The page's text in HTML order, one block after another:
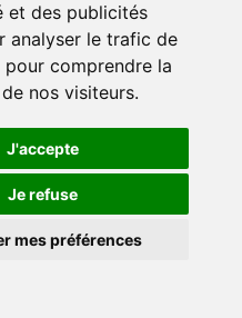
et des publicités
analyser le trafic de
comprendre la
nos visiteurs.
J'accepte
Je refuse
mes préférences
et des publicités
analyser le trafic de
comprendre la
nos visiteurs.
J'accepte
Je refuse
mes préférences